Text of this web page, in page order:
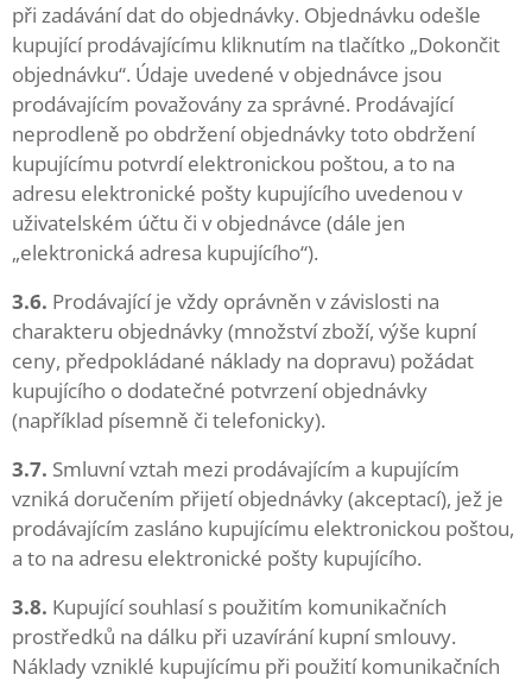
při zadávání dat do objednávky. Objednávku odešle
kupující prodávajícímu kliknutím na tlačítko „Dokončit
objednávku“. Údaje uvedené v objednávce jsou
prodávajícím považovány za správné. Prodávající
neprodleně po obdržení objednávky toto obdržení
kupujícímu potvrdí elektronickou poštou, a to na
adresu elektronické pošty kupujícího uvedenou v
uživatelském účtu či v objednávce (dále jen
„elektronická adresa kupujícího“).
3.6. Prodávající je vždy oprávněn v závislosti na
charakteru objednávky (množství zboží, výše kupní
ceny, předpokládané náklady na dopravu) požádat
kupujícího o dodatečné potvrzení objednávky
(například písemně či telefonicky).
3.7. Smluvní vztah mezi prodávajícím a kupujícím
vzniká doručením přijetí objednávky (akceptací), jež je
prodávajícím zasláno kupujícímu elektronickou poštou,
a to na adresu elektronické pošty kupujícího.
3.8. Kupující souhlasí s použitím komunikačních
prostředků na dálku při uzavírání kupní smlouvy.
Náklady vzniklé kupujícímu při použití komunikačních